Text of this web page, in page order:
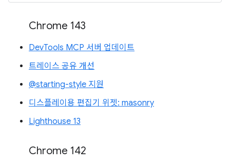
Chrome 143
DevTools MCP 서버 업데이트
트레이스 공유 개선
@starting-style 지원
디스플레이용 편집기 위젯: masonry
Lighthouse 13
Chrome 142